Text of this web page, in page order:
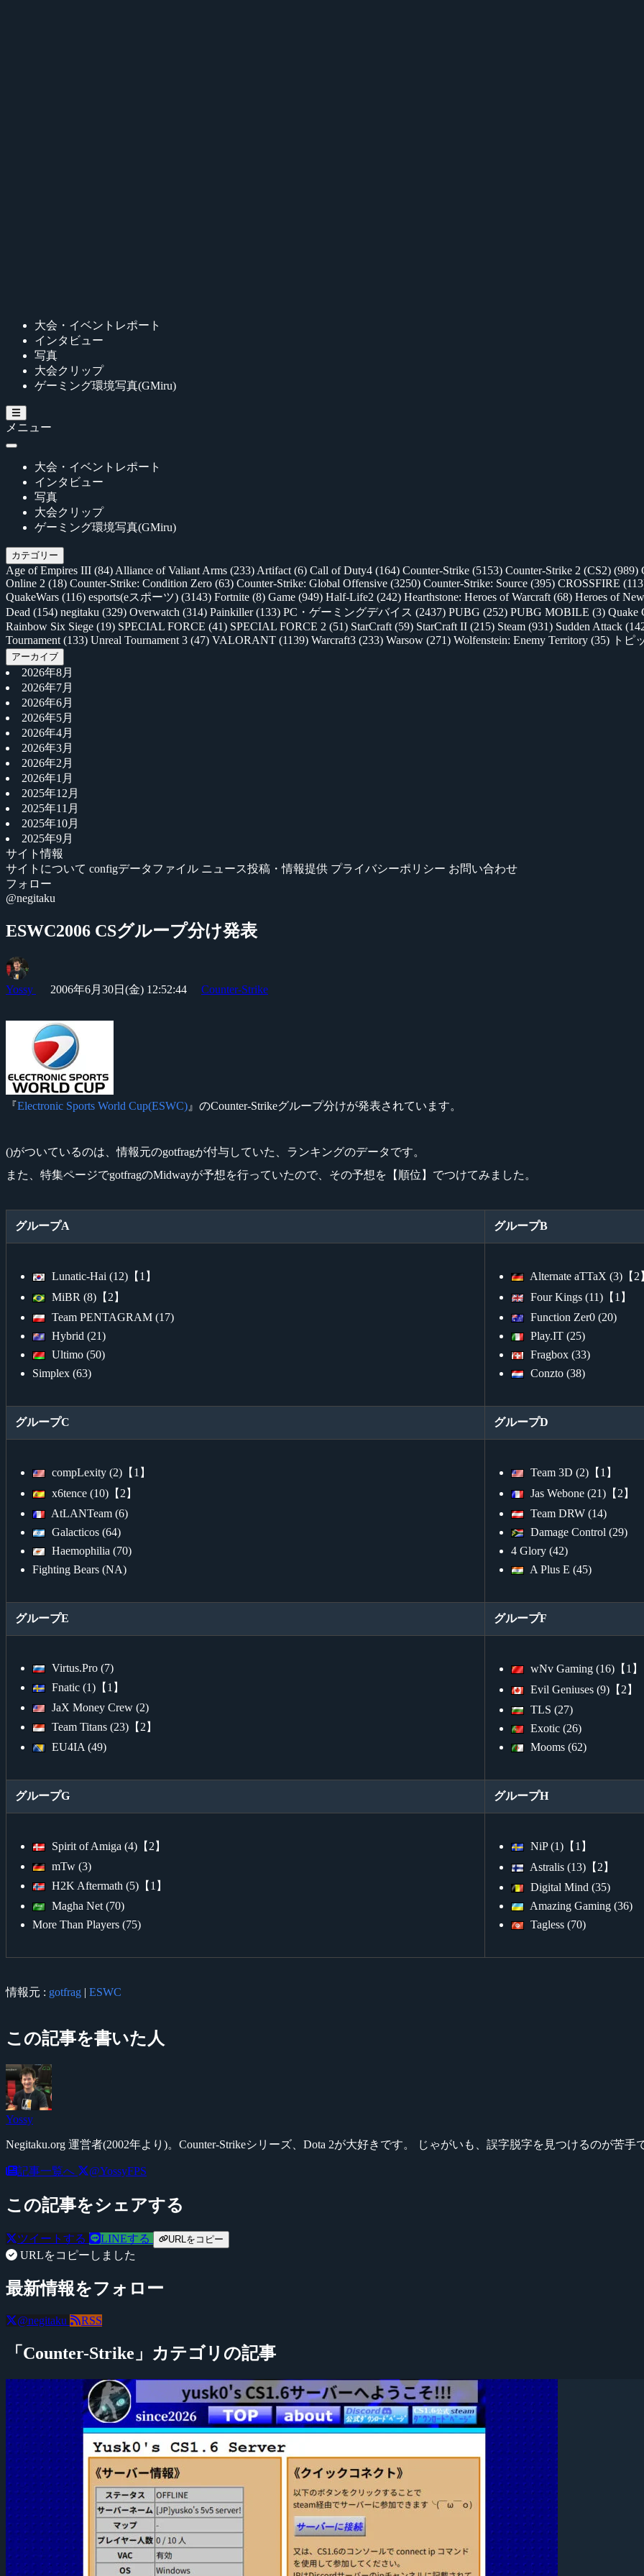
大会・イベントレポート
インタビュー
写真
大会クリップ
ゲーミング環境写真(GMiru)
メニュー
大会・イベントレポート
インタビュー
写真
大会クリップ
ゲーミング環境写真(GMiru)
カテゴリー
Age of Empires III (84) Alliance of Valiant Arms (233) Artifact (6) Call of Duty4 (164) Counter-Strike (5153) Counter-Strike 2 (CS2) (989)
Online 2 (18) Counter-Strike: Condition Zero (63) Counter-Strike: Global Offensive (3250) Counter-Strike: Source (395) CROSSFIRE
QuakeWars (116) esports(eスポーツ) (3143) Fortnite (8) Game (949) Half-Life2 (242) Hearthstone: Heroes of Warcraft (68) Heroes of
Dead (154) negitaku (329) Overwatch (314) Painkiller(133) PC・ゲーミングデバイス (2437) PUBG (252) PUBG MOBILE (3) Quake
Rainbow Six Siege (19) SPECIAL FORCE (41) SPECIAL FORCE 2 (51) StarCraft (59) StarCraft II (215) Steam (931) Sudden Attack
Tournament (133) Unreal Tournament 3 (47) VALORANT (1139) Warcraft3 (233) Warsow (271) Wolfenstein: Enemy Territory (35) トピ
アーカイブ
2026年8月
2026年7月
2026年6月
2026年5月
2026年4月
2026年3月
2026年2月
2026年1月
2025年12月
2025年11月
2025年10月
2025年9月
サイト情報
サイトについて configデータファイル ニュース投稿・情報提供 プライバシーポリシー お問い合わせ
フォロー
@negitaku
ESWC2006 CSグループ分け発表
Yossy 2006年6月30日(金) 12:52:44 Counter-Strike
『Electronic Sports World Cup(ESWC) 』のCounter-Strikeグループ分けが発表されています。
()がついているのは、情報元のgotfragが付与していた、ランキングのデータです。
また、特集ページでgotfragのMidwayが予想を行っていたので、その予想を【順位】でつけてみました。
グループA グループB
Lunatic-Hai (12)【1】
MiBR (8)【2】
Team PENTAGRAM (17)
Hybrid (21)
Ultimo (50)
Simplex (63)
Alternate aTTaX (3)【2
Four Kings (11)【1】
Function Zer0 (20)
Play.IT (25)
Fragbox (33)
Conzto (38)
グループC グループD
compLexity (2)【1】
x6tence (10)【2】
AtLANTeam (6)
Galacticos (64)
Haemophilia (70)
Fighting Bears (NA)
Team 3D (2)【1】
Jas Webone (21)【2】
Team DRW (14)
Damage Control (29)
4 Glory (42)
A Plus E (45)
グループE グループF
Virtus.Pro (7)
Fnatic (1)【1】
JaX Money Crew (2)
Team Titans (23)【2】
EU4IA (49)
wNv Gaming (16)【1】
Evil Geniuses (9)【2】
TLS (27)
Exotic (26)
Mooms (62)
グループG グループH
Spirit of Amiga (4)【2】
mTw (3)
H2K Aftermath (5)【1】
Magha Net (70)
More Than Players (75)
NiP (1)【1】
Astralis (13)【2】
Digital Mind (35)
Amazing Gaming (36)
Tagless (70)
情報元 : gotfrag | ESWC
この記事を書いた人
Yossy
Negitaku.org 運営者(2002年より)。Counter-Strikeシリーズ、Dota 2が大好きです。 じゃがいも、誤字脱字を見つけるのが苦
記事一覧へ @YossyFPS
この記事をシェアする
ツイートする LINEする URLをコピー
URLをコピーしました
最新情報をフォロー
@negitaku RSS
「Counter-Strike」カテゴリの記事